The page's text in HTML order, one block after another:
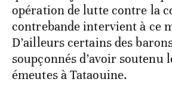
opération de lutte contre la
contrebande intervient à ce
D’ailleurs certains des
soupçonnés d’avoir soutenu
émeutes à Tataouine.